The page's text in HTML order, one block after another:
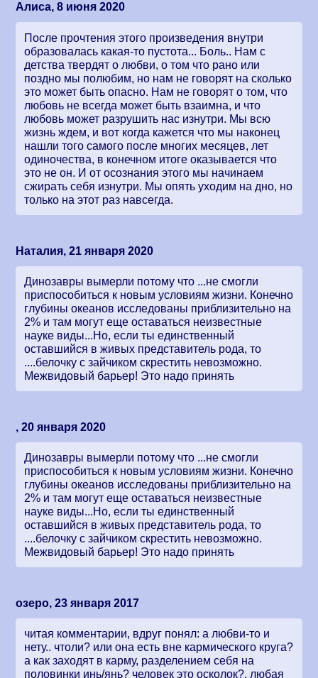
Алиса, 8 июня 2020
После прочтения этого произведения внутри
образовалась какая-то пустота... Боль.. Нам с
детства твердят о любви, о том что рано или
поздно мы полюбим, но нам не говорят на сколько
это может быть опасно. Нам не говорят о том, что
любовь не всегда может быть взаимна, и что
любовь может разрушить нас изнутри. Мы всю
жизнь ждем, и вот когда кажется что мы наконец
нашли того самого после многих месяцев, лет
одиночества, в конечном итоге оказывается что
это не он. И от осознания этого мы начинаем
сжирать себя изнутри. Мы опять уходим на дно, но
только на этот раз навсегда.
Наталия, 21 января 2020
Динозавры вымерли потому что ...не смогли
приспособиться к новым условиям жизни. Конечно
глубины океанов исследованы приблизительно на
2% и там могут еще оставаться неизвестные
науке виды...Но, если ты единственный
оставшийся в живых представитель рода, то
....белочку с зайчиком скрестить невозможно.
Межвидовый барьер! Это надо принять
, 20 января 2020
Динозавры вымерли потому что ...не смогли
приспособиться к новым условиям жизни. Конечно
глубины океанов исследованы приблизительно на
2% и там могут еще оставаться неизвестные
науке виды...Но, если ты единственный
оставшийся в живых представитель рода, то
....белочку с зайчиком скрестить невозможно.
Межвидовый барьер! Это надо принять
озеро, 23 января 2017
читая комментарии, вдруг понял: а любви-то и
нету.. чтоли? или она есть вне кармического круга?
а как заходят в карму, разделением себя на
половинки инь/янь? человек это осколок?, любая